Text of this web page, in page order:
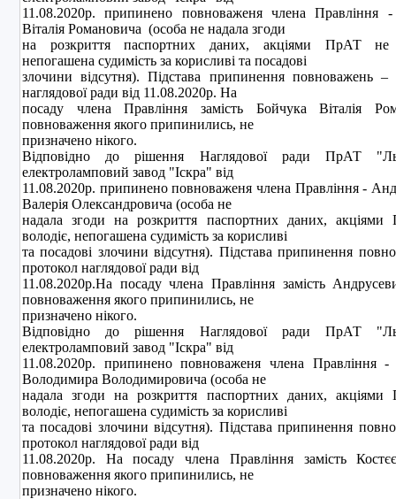
11.08.2020р. припинено повноваженя члена Правлiння -
Віталія Романовича (особа не надала згоди
на розкриття паспортних даних, акцiями ПрАТ не
непогашена судимiсть за корисливi та посадовi
злочини вiдсутня). Пiдстава припинення повноважень –
наглядової ради від 11.08.2020р. На
посаду члена Правлiння замiсть Бойчука Віталія
повноваження якого припинились, не
призначено нiкого.
Вiдповiдно до рiшення Наглядової ради ПрАТ
електроламповий завод "Iскра" вiд
11.08.2020р. припинено повноваженя члена Правлiння -
Валерiя Олександровича (особа не
надала згоди на розкриття паспортних даних,
володiє, непогашена судимiсть за корисливi
та посадовi злочини вiдсутня). Пiдстава припинення
протокол наглядової ради від
11.08.2020р.На посаду члена Правлiння замiсть
повноваження якого припинились, не
призначено нiкого.
Вiдповiдно до рiшення Наглядової ради ПрАТ
електроламповий завод "Iскра" вiд
11.08.2020р. припинено повноваженя члена Правлiння -
Володимира Володимировича (особа не
надала згоди на розкриття паспортних даних,
володiє, непогашена судимiсть за корисливi
та посадовi злочини вiдсутня). Пiдстава припинення
протокол наглядової ради від
11.08.2020р. На посаду члена Правлiння замiсть
повноваження якого припинились, не
призначено нiкого.